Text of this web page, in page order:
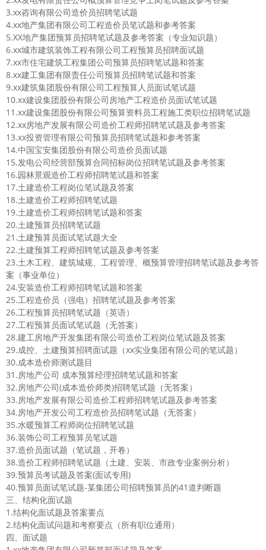
3.xx咨询有限公司造价员招聘笔试题
4.xx地产集团有限公司工程造价员笔试题和参考答案
5.XX地产集团预算员招聘笔试题及参考答案（专业知识题）
6.xx城市建筑装饰工程有限公司工程预算员招聘面试题
7.xx市住宅建筑工程集团公司预算员招聘笔试题和答案
8.xx建工集团有限责任公司预算员招聘笔试题和答案
9.xx建筑集团股份有限公司工程预算人员面试笔试题
10.xx建设集团股份有限公司房地产工程造价员面试笔试题
11.xx建设集团股份有限公司预算资料员工程施工类职位招聘笔试题
12.xx房地产发展有限公司造价工程师招聘笔试题及参考答案
13.xx投资管理有限公司预算员招聘笔试题和参考答案
14.中国宝安集团股份有限公司造价员面试题
15.发电公司经营部预算合同招标岗位招聘笔试题及参考答案
16.园林景观造价工程师招聘笔试题和答案
17.土建造价工程岗位笔试题及答案
18.土建造价工程师招聘笔试题
19.土建造价工程师招聘笔试题和答案
20.土建预算员招聘笔试题
21.土建预算员面试笔试题大全
22.土建预算工程师招聘笔试题及参考答案
23.土木工程、建筑城规、工程管理、概预算管理招聘笔试题及参考答
案（事业单位）
24.安装造价工程师招聘笔试题和答案
25.工程造价员（强电）招聘笔试题及参考答案
26.工程预算员招聘笔试题（英语）
27.工程预算员面试笔试题（无答案）
28.建工房地产开发集团有限公司造价工程岗位笔试题及答案
29.成控、土建预算招聘面试题（xx实业集团有限公司的笔试题）
30.成本造价师测试题目
31.房地产公司 成本预算经理招聘笔试题和答案
32.房地产公司(成本造价师类)招聘笔试题（无答案）
33.房地产发展有限公司造价工程师招聘笔试题及参考答案
34.房地产开发公司工程造价员招聘笔试题（无答案）
35.水暖预算工程师岗位招聘笔试题
36.装饰公司工程预算员笔试题
37.造价员面试题（笔试题，开卷）
38.造价工程师招聘笔试题（土建、安装、市政专业案例分析）
39.预算员考试题及答案(面试专用)
40.预算员面试笔试题-某集团公司招聘预算员的41道判断题
三、结构化面试题
1.结构化面试题及答案要点
2.结构化面试问题和考察要点（所有职位通用）
四、面试题